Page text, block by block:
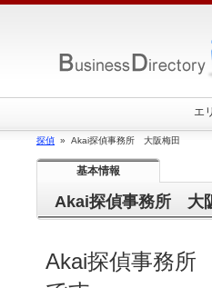
Akai探偵事務所 大
Akai探偵事務所
エ
探偵 » Akai探偵事務所 大阪梅田
基本情報